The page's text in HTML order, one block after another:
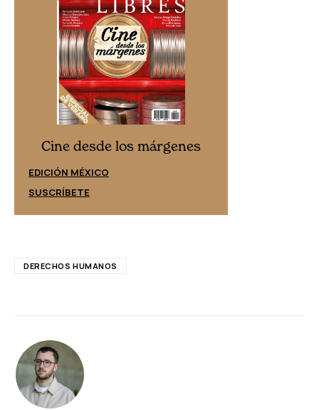
Cine desde los márgenes
EDICIÓN MÉXICO
SUSCRÍBETE
DERECHOS HUMANOS